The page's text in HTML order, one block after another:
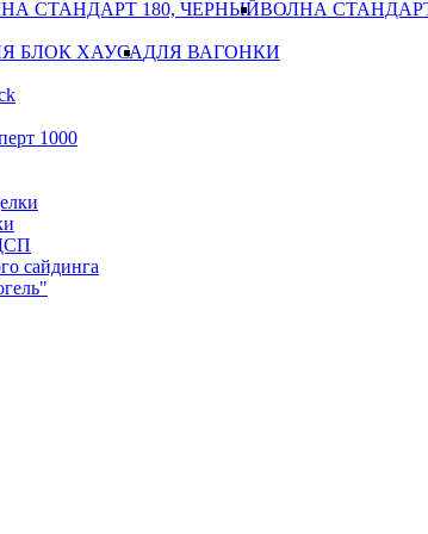
СТАНДАРТ 180, ЧЕРНЫЙВОЛНА
БЛОК ХАУСАДЛЯ ВАГОНКИ
1000
сайдинга